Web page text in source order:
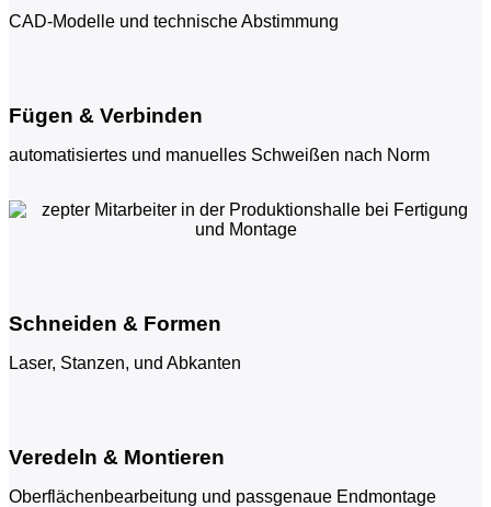
CAD-Modelle und technische Abstimmung
Fügen & Verbinden
automatisiertes und manuelles Schweißen nach Norm
Schneiden & Formen
Laser, Stanzen, und Abkanten
Veredeln & Montieren
Oberflächenbearbeitung und passgenaue Endmontage